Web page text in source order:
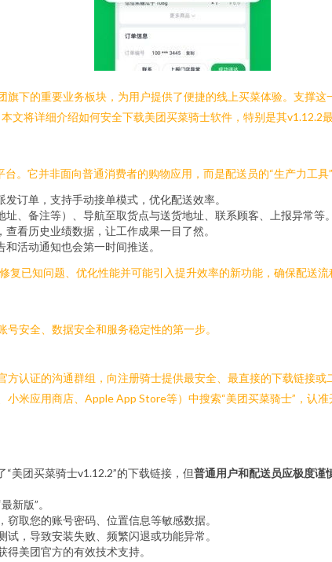
旗下的重要业务板块，为用户提供了便捷的线上买菜体验。支撑
文将详细介绍如何安全下载美团买菜骑士软件，特别是其v1.12.2
。它并非面向普通消费者的购物应用，而是配送员的“生产力工具
订单，支持手动接单模式，优化配送效率。
、备注等）、导航至取货点与送货地址、联系顾客、上报异常等。
看历史业绩数据，让工作成果一目了然。
活动通知也会第一时间推送。
已知问题、优化性能并可能引入提升效率的新功能，确保配送流
安全、数据安全和服务稳定性的第一步。
方认证的沟通群组，向注册骑士提供最安全、最直接的下载链接或
小米应用商店、Apple App Store等）中搜索“美团买菜骑士”，认
“美团买菜骑士v1.12.2”的下载链接，但普通用户和配送员应极度谨
新版”。
取您的账号密码、位置信息等敏感数据。
试，导致安装失败、频繁闪退或功能异常。
得美团官方的有效技术支持。